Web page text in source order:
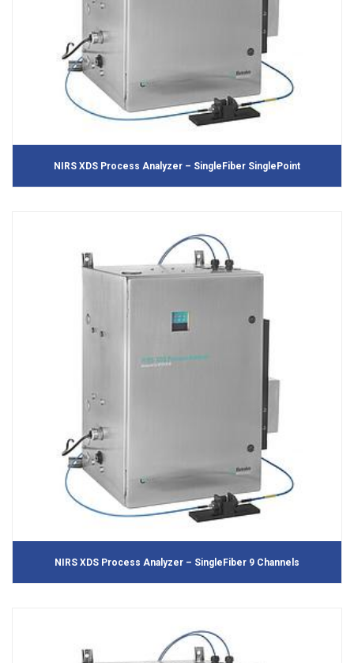
NIRS XDS Process Analyzer – SingleFiber SinglePoint
NIRS XDS Process Analyzer – SingleFiber 9 Channels